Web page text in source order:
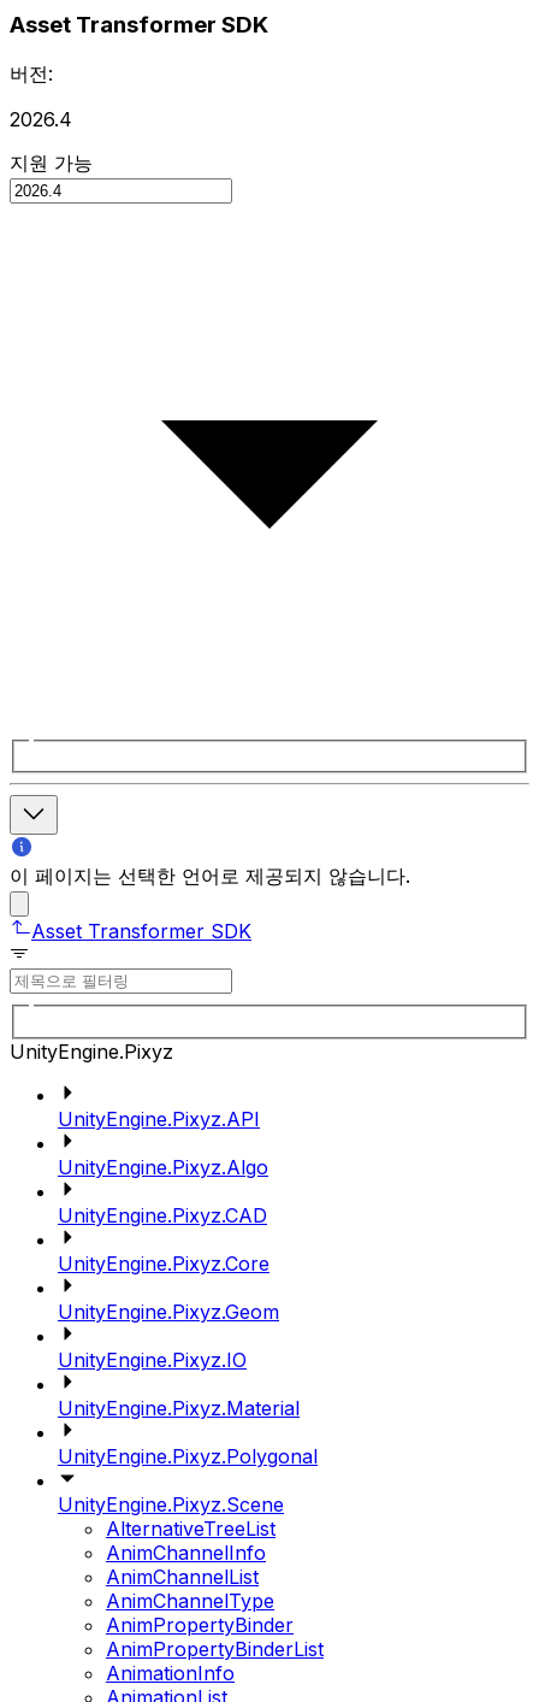
Asset Transformer SDK
버전:
2026.4
지원 가능
이 페이지는 선택한 언어로 제공되지 않습니다.
Asset Transformer SDK
UnityEngine.Pixyz
UnityEngine.Pixyz.API
UnityEngine.Pixyz.Algo
UnityEngine.Pixyz.CAD
UnityEngine.Pixyz.Core
UnityEngine.Pixyz.Geom
UnityEngine.Pixyz.IO
UnityEngine.Pixyz.Material
UnityEngine.Pixyz.Polygonal
UnityEngine.Pixyz.Scene
AlternativeTreeList
AnimChannelInfo
AnimChannelList
AnimChannelType
AnimPropertyBinder
AnimPropertyBinderList
AnimationInfo
AnimationList